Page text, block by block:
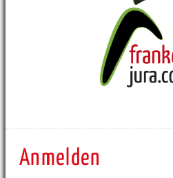
Anmelden